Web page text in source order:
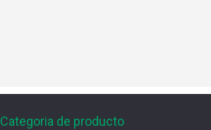
Categoria de producto